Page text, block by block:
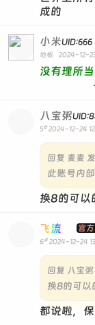
成的
小米UID:666
地板 2024-12-
没有理所
八宝粥
5# 2024-12-24
回复 麦麦
此账号内
换8的可以
飞流 官
6# 2024-12-24
回复 八宝
换8的可以
都说啦，保